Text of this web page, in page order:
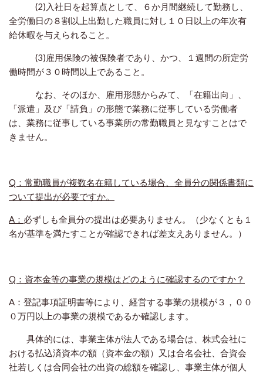
(2)入社日を起算点として、６か月間継続して勤務し、
全労働日の８割以上出勤した職員に対し１０日以上の年次有
給休暇を与えられること。
(3)雇用保険の被保険者であり、かつ、１週間の所定労
働時間が３０時間以上であること。
なお、そのほか、雇用形態からみて、「在籍出向」、
「派遣」及び「請負」の形態で業務に従事している労働者
は、業務に従事している事業所の常勤職員と見なすことはで
きません。
Q：常勤職員が複数名在籍している場合、全員分の関係書類に
ついて提出が必要ですか。
A： 必ずしも全員分の提出は必要ありません。（少なくとも１
名が基準を満たすことが確認できれば差支えありません。）
Q：資本金等の事業の規模はどのように確認するのですか？
A：登記事項証明書等により、経営する事業の規模が３，００
０万円以上の事業の規模であるか確認します。
具体的には、事業主体が法人である場合は、株式会社に
おける払込済資本の額（資本金の額）又は合名会社、合資会
社若しくは合同会社の出資の総額を確認し、事業主体が個人